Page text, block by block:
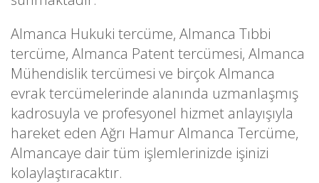
Almanca Hukuki tercüme, Almanca Tıbbi
tercüme, Almanca Patent tercümesi, Almanca
Mühendislik tercümesi ve birçok Almanca
evrak tercümelerinde alanında uzmanlaşmış
kadrosuyla ve profesyonel hizmet anlayışıyla
hareket eden Ağrı Hamur Almanca Tercüme,
Almancaye dair tüm işlemlerinizde işinizi
kolaylaştıracaktır.